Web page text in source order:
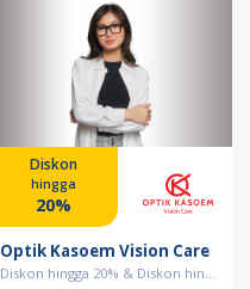
Diskon
hingga
20%
Optik Kasoem Vision Care
Diskon hingga 20% & Diskon hin...